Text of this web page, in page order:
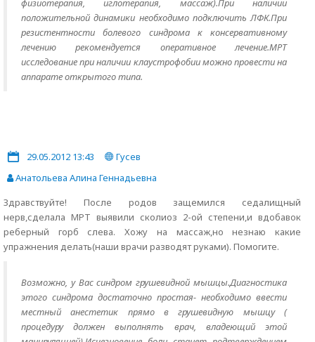
физиотерапия, иглотерапия, массаж).При наличии
положительной динамики необходимо подключить ЛФК.При
резистентности болевого синдрома к консервативному
лечению рекомендуется оперативное лечение.МРТ
исследование при наличии клаустрофобии можно провести на
аппарате открытого типа.
29.05.2012 13:43
Гусев
Анатольева Алина Геннадьевна
Здравствуйте! После родов защемился седалищный
нерв,сделала МРТ выявили сколиоз 2-ой степени,и вдобавок
реберный горб слева. Хожу на массаж,но незнаю какие
упражнения делать(наши врачи разводят руками). Помогите.
Возможно, у Вас синдром грушевидной мышцы.Диагностика
этого синдрома достаточно простая- необходимо ввести
местный анестетик прямо в грушевидную мышцу (
процедуру должен выполнять врач, владеющий этой